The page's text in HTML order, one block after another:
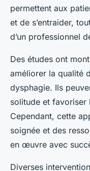
permettent aux
et de s’entraider,
d’un professionnel
Des études ont
améliorer la qualité
dysphagie. Ils
solitude et favoriser
Cependant, cette
soignée et des
en œuvre avec
Diverses